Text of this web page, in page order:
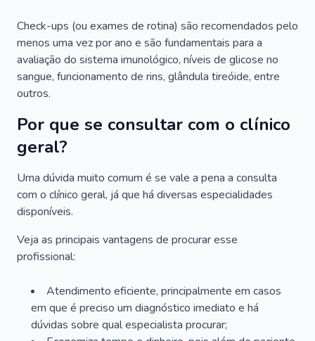
Check-ups (ou exames de rotina) são recomendados pelo
menos uma vez por ano e são fundamentais para a
avaliação do sistema imunológico, níveis de glicose no
sangue, funcionamento de rins, glândula tireóide, entre
outros.
Por que se consultar com o clínico
geral?
Uma dúvida muito comum é se vale a pena a consulta
com o clínico geral, já que há diversas especialidades
disponíveis.
Veja as principais vantagens de procurar esse
profissional:
Atendimento eficiente, principalmente em casos
em que é preciso um diagnóstico imediato e há
dúvidas sobre qual especialista procurar;